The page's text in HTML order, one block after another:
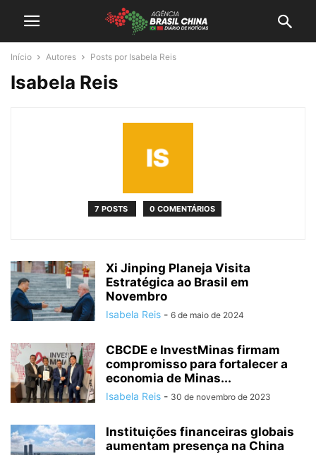
Início Autores Posts por Isabela Reis
Isabela Reis
7 POSTS 0 COMENTÁRIOS
Xi Jinping Planeja Visita
Estratégica ao Brasil em
Novembro
Isabela Reis - 6 de maio de 2024
CBCDE e InvestMinas firmam
compromisso para fortalecer a
economia de Minas...
Isabela Reis - 30 de novembro de 2023
Instituições financeiras globais
aumentam presença na China